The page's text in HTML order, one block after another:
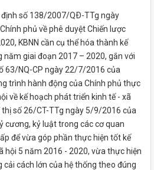
định số 138/2007/QÐ-TTg ngày
phủ về phê duyệt Chiến lược
KBNN cần cụ thể hóa thành kế
giai đoạn 2017 – 2020, gắn với
63/NQ-CP ngày 22/7/2016 của
trình hành động của Chính phủ thực
về kế hoạch phát triển kinh tế - xã
thị số 26/CT-TTg ngày 5/9/2016 của
cương, kỷ luật trong các cơ quan
để vừa góp phần thực hiện tốt kế
hội 5 năm 2016 - 2020, vừa thực hiện
cách lớn của hệ thống theo đúng